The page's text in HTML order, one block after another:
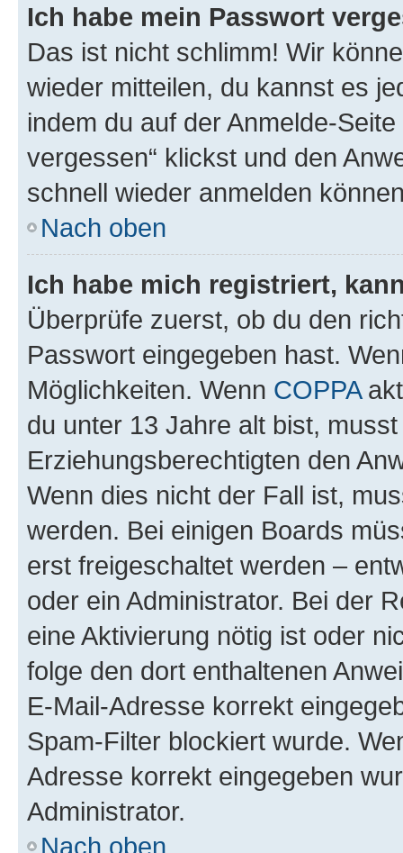
Ich habe mein Passwort
Das ist nicht schlimm! Wir
wieder mitteilen, du kannst es
indem du auf der Anmelde-
vergessen“ klickst und den
schnell wieder anmelden
Nach oben
Ich habe mich registriert,
Überprüfe zuerst, ob du den
Passwort eingegeben hast.
Möglichkeiten. Wenn COPPA
du unter 13 Jahre alt bist,
Erziehungsberechtigten den
Wenn dies nicht der Fall ist,
werden. Bei einigen Boards
erst freigeschaltet werden –
oder ein Administrator. Bei der
eine Aktivierung nötig ist oder
folge den dort enthaltenen
E-Mail-Adresse korrekt
Spam-Filter blockiert wurde.
Adresse korrekt eingegeben
Administrator.
Nach oben